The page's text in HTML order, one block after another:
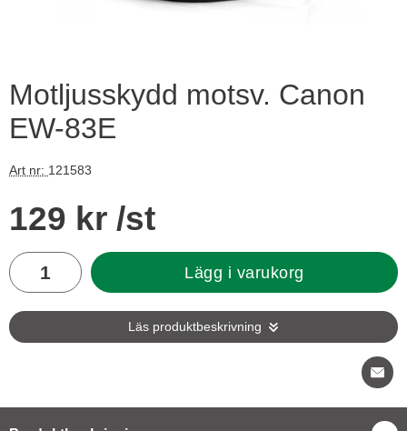
Motljusskydd motsv. Canon
EW-83E
Art nr: 121583
pris
129 kr /st
antal
Lägg i varukorg
Läs produktbeskrivning